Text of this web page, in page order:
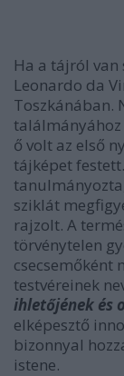
Ha a tájról van
Leonardo da
Toszkánában.
ő volt az első
tájképet
sziklát
rajzolt. A
törvénytelen
csecsemőként
testvéreinek
ihletőjének és
elképesztő
bizonnyal
istene.